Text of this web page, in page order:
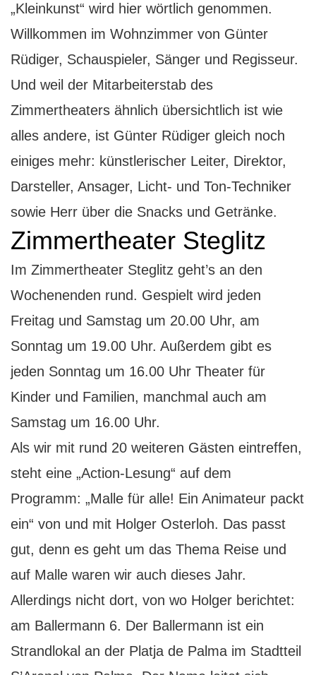
„Kleinkunst“ wird hier wörtlich genommen.
Willkommen im Wohnzimmer von Günter
Rüdiger, Schauspieler, Sänger und Regisseur.
Und weil der Mitarbeiterstab des
Zimmertheaters ähnlich übersichtlich ist wie
alles andere, ist Günter Rüdiger gleich noch
einiges mehr: künstlerischer Leiter, Direktor,
Darsteller, Ansager, Licht- und Ton-Techniker
sowie Herr über die Snacks und Getränke.
Zimmertheater Steglitz
Im Zimmertheater Steglitz geht’s an den
Wochenenden rund. Gespielt wird jeden
Freitag und Samstag um 20.00 Uhr, am
Sonntag um 19.00 Uhr. Außerdem gibt es
jeden Sonntag um 16.00 Uhr Theater für
Kinder und Familien, manchmal auch am
Samstag um 16.00 Uhr.
Als wir mit rund 20 weiteren Gästen eintreffen,
steht eine „Action-Lesung“ auf dem
Programm: „Malle für alle! Ein Animateur packt
ein“ von und mit Holger Osterloh. Das passt
gut, denn es geht um das Thema Reise und
auf Malle waren wir auch dieses Jahr.
Allerdings nicht dort, von wo Holger berichtet:
am Ballermann 6. Der Ballermann ist ein
Strandlokal an der Platja de Palma im Stadtteil